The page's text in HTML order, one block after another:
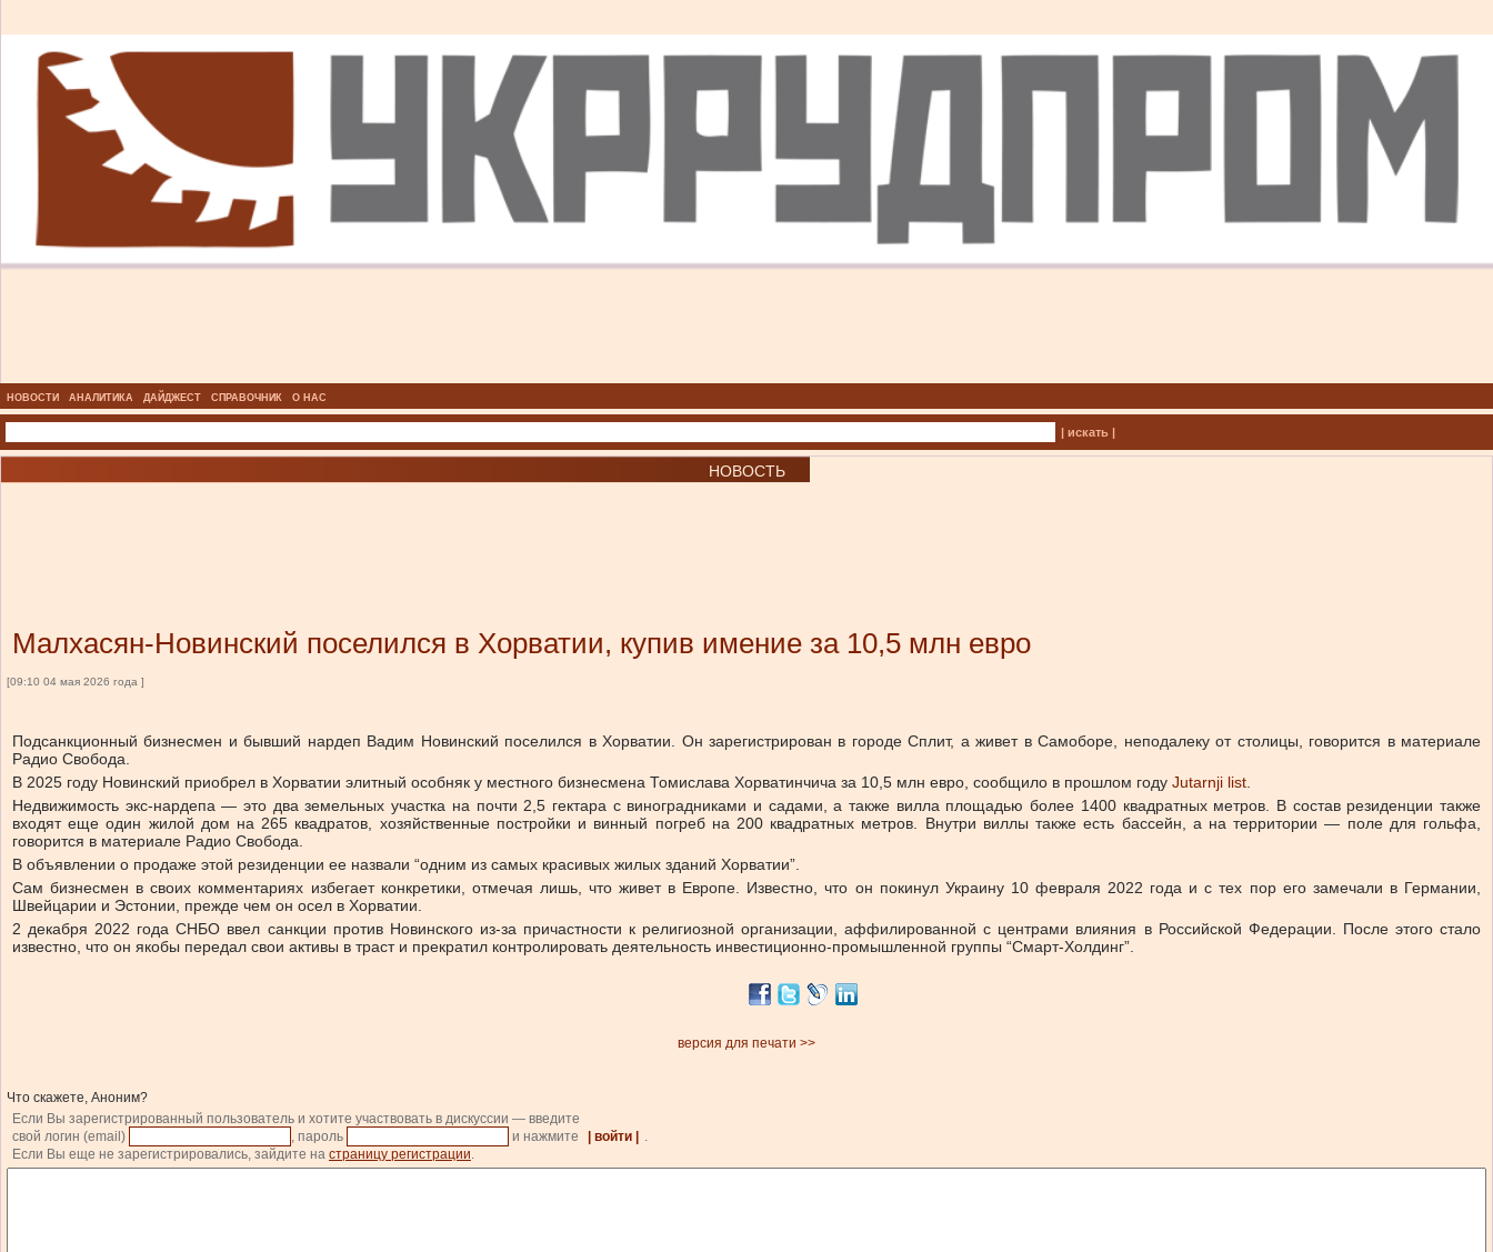
НОВОСТИ АНАЛИТИКА ДАЙДЖЕСТ СПРАВОЧНИК О НАС
| искать |
НОВОСТЬ
Малхасян-Новинский поселился в Хорватии, купив имение за 10,5 млн евро
[09:10 04 мая 2026 года ]
Подсанкционный бизнесмен и бывший нардеп Вадим Новинский поселился в Хорватии. Он зарегистрирован в городе Сплит, а живет в Самоборе, неподалеку от столицы, говорится в материале
Радио Свобода.
В 2025 году Новинский приобрел в Хорватии элитный особняк у местного бизнесмена Томислава Хорватинчича за 10,5 млн евро, сообщило в прошлом году Jutarnji list
Недвижимость экс-нардепа — это два земельных участка на почти 2,5 гектара с виноградниками и садами, а также вилла площадью более 1400 квадратных метров. В состав резиденции также
входят еще один жилой дом на 265 квадратов, хозяйственные постройки и винный погреб на 200 квадратных метров. Внутри виллы также есть бассейн, а на территории — поле для гольфа,
говорится в материале Радио Свобода.
В объявлении о продаже этой резиденции ее назвали “одним из самых красивых жилых зданий Хорватии”.
Сам бизнесмен в своих комментариях избегает конкретики, отмечая лишь, что живет в Европе. Известно, что он покинул Украину 10 февраля 2022 года и с тех пор его замечали в Германии,
Швейцарии и Эстонии, прежде чем он осел в Хорватии.
2 декабря 2022 года СНБО ввел санкции против Новинского из-за причастности к религиозной организации, аффилированной с центрами влияния в Российской Федерации. После этого стало
известно, что он якобы передал свои активы в траст и прекратил контролировать деятельность инвестиционно-промышленной группы “Смарт-Холдинг”.
версия для печати >>
Что скажете, Аноним?
Если Вы зарегистрированный пользователь и хотите участвовать в дискуссии — введите
свой логин (email)
, пароль и нажмите | войти |
.
Если Вы еще не зарегистрировались, зайдите на страницу регистрации.